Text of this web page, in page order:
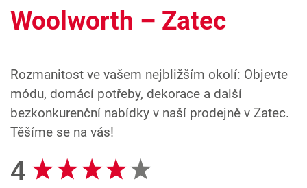
Woolworth – Zatec
Rozmanitost ve vašem nejbližším okolí: Objevte
módu, domácí potřeby, dekorace a další
bezkonkurenční nabídky v naší prodejně v Zatec.
Těšíme se na vás!
Recenze Google
4